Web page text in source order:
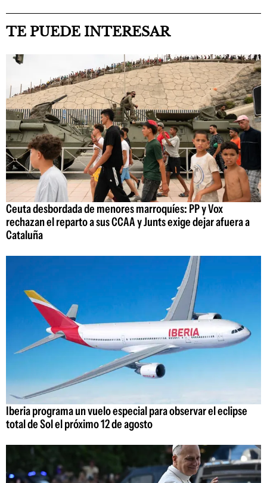
TE PUEDE INTERESAR
Ceuta desbordada de menores marroquíes: PP y Vox
rechazan el reparto a sus CCAA y Junts exige dejar afuera a
Cataluña
Iberia programa un vuelo especial para observar el eclipse
total de Sol el próximo 12 de agosto